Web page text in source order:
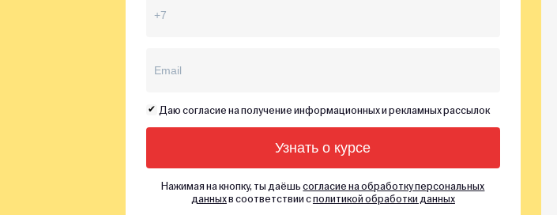
Даю согласие на получение информационных и рекламных рассылок
Нажимая на кнопку, ты даёшьсогласие на обработку персональных
данныхв соответствии сполитикой обработки данных